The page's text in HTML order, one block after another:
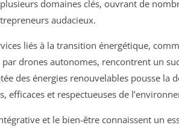
domaines clés, ouvrant de
audacieux.
liés à la transition énergétique,
drones autonomes, rencontrent un
des énergies renouvelables pousse la
efficaces et respectueuses de
et le bien-être connaissent un